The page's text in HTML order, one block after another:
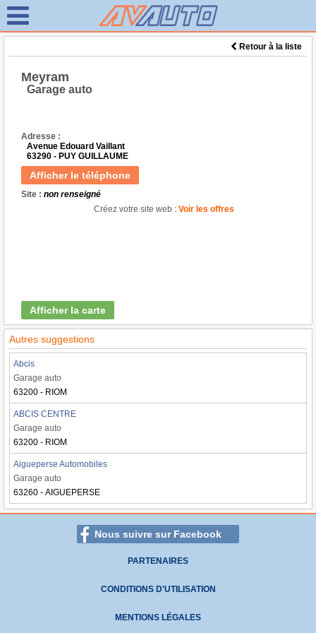
Retour à la liste
Meyram
Garage auto
Adresse :
Avenue Edouard Vaillant
63290 - PUY GUILLAUME
Afficher le téléphone
Site : non renseigné
Créez votre site web : Voir les offres
Afficher la carte
Autres suggestions
Abcis
Garage auto
63200 - RIOM
ABCIS CENTRE
Garage auto
63200 - RIOM
Aigueperse Automobiles
Garage auto
63260 - AIGUEPERSE
Nous suivre sur Facebook
PARTENAIRES
CONDITIONS D'UTILISATION
MENTIONS LÉGALES